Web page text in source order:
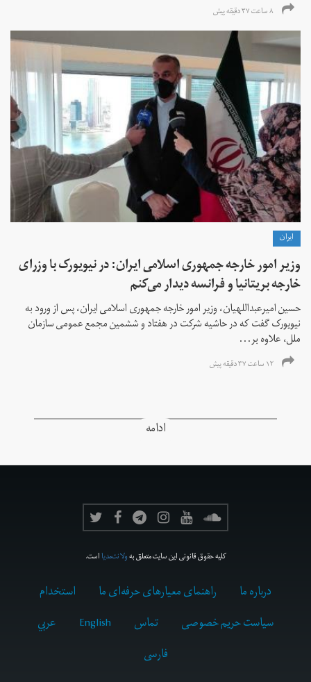
۸ ساعت ۳۷ دقیقه پیش
ايران
وزیر امور خارجه جمهوری اسلامی ایران: در نیویورک با وزرای
خارجه بریتانیا و فرانسه دیدار می‌کنم
حسین امیرعبداللهیان، وزیر امور خارجه جمهوری اسلامی ایران، پس از ورود به
نیویورک گفت که در حاشیه شرکت در هفتاد و ششمین مجمع عمومی سازمان
ملل، علاوه بر...
۱۲ ساعت ۳۷ دقیقه پیش
ادامه
کلیه حقوق قانونی این سایت متعلق بهولانت‌مدیااست.
درباره ما راهنمای معیارهای حرفه‌ای ما
استخدام
سیاست حریم خصوصی
تماس English
عربي
فارسى